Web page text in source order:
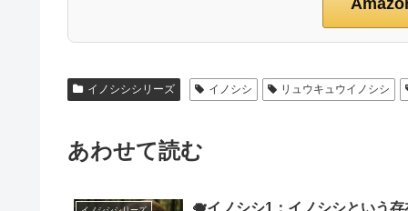
イノシシシリーズ イノシシ リュウキュウイノシシ
あわせて読む
🐗イノシシ1：イノシシという存